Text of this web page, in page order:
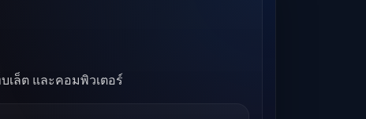
เล็ต และคอมพิวเตอร์